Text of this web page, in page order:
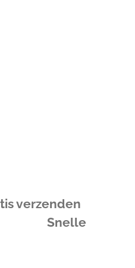
verzenden
Snelle